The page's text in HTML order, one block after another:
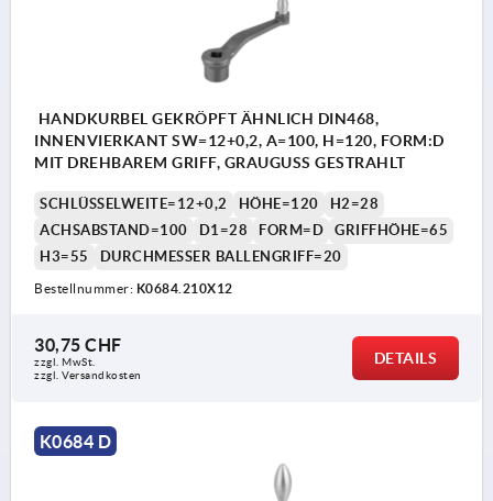
HANDKURBEL GEKRÖPFT ÄHNLICH DIN468,
INNENVIERKANT SW=12+0,2, A=100, H=120, FORM:D
MIT DREHBAREM GRIFF, GRAUGUSS GESTRAHLT
SCHLÜSSELWEITE=12+0,2 HÖHE=120
H2=28
ACHSABSTAND=100
D1=28 FORM=D
GRIFFHÖHE=65
H3=55
DURCHMESSER BALLENGRIFF=20
Bestellnummer: K0684.210X12
30,75 CHF
zzgl. MwSt.
zzgl. Versandkosten
DETAILS
K0684 D